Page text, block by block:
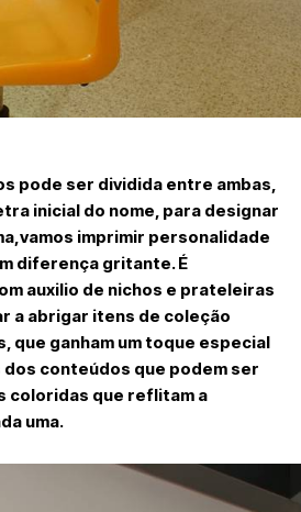
pode ser dividida entre ambas,
inicial do nome, para designar
imprimir personalidade
diferença gritante. É
auxilio de nichos e prateleiras
a abrigar itens de coleção
que ganham um toque especial
conteúdos que podem ser
coloridas que reflitam a
uma.